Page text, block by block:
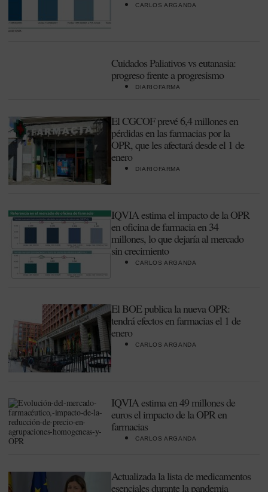
CARLOS ARGANDA
Cuidados Paliativos vs eutanasia:
progreso frente a progresismo
DIARIOFARMA
El CGCOF prevé 6,4 millones en
pérdidas en las farmacias por la
OPR, que les afectará desde el 1 de
enero
DIARIOFARMA
IQVIA estima el impacto de la OPR
en oficina de farmacia en 34
millones, lo que dejaría al mercado
sin crecimiento
CARLOS ARGANDA
El BOE publica la nueva OPR:
tendrá efectos en farmacias el 1 de
enero
CARLOS ARGANDA
IQVIA estima en 49 millones de
euros el impacto de la OPR en
farmacias
CARLOS ARGANDA
Actualizada la lista de medicamentos
esenciales durante la pandemia